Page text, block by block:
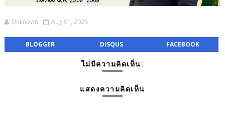
Unknown Aug 01, 2026
BLOGGER DISQUS FACEBOOK
ไม่มีความคิดเห็น:
แสดงความคิดเห็น